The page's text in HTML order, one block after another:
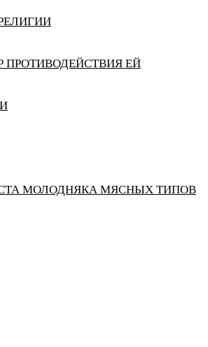
ПРОТИВОДЕЙСТВИЯ ЕЙ
МОЛОДНЯКА МЯСНЫХ ТИПОВ